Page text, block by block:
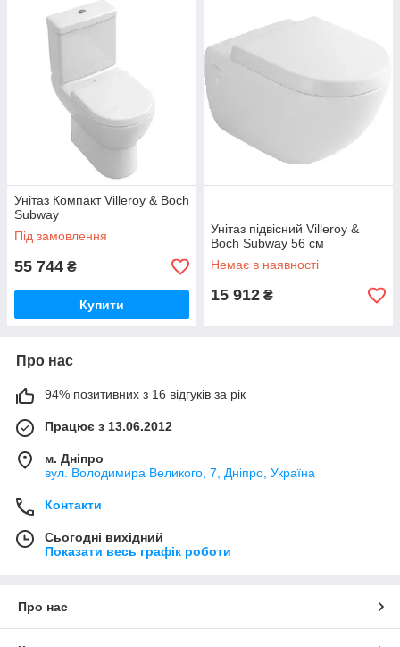
Унітаз Компакт Villeroy & Boch
Subway
Під замовлення
55 744 ₴
Купити
Унітаз підвісний Villeroy &
Boch Subway 56 см
Немає в наявності
15 912 ₴
Про нас
94% позитивних з 16 відгуків за рік
Працює з 13.06.2012
м. Дніпро
вул. Володимира Великого, 7, Дніпро, Україна
Контакти
Сьогодні вихідний
Показати весь графік роботи
Про нас